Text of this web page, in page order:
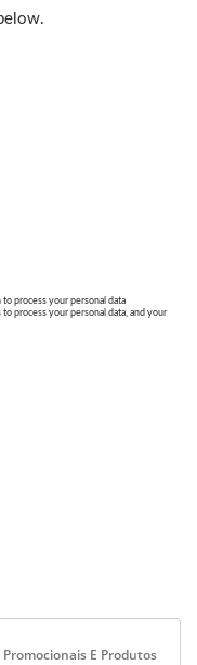
E Produtos